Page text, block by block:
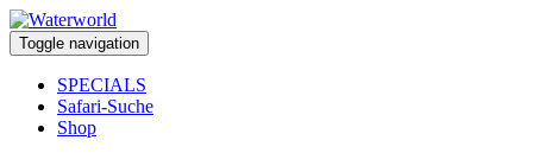
Toggle navigation
SPECIALS
Safari-Suche
Shop